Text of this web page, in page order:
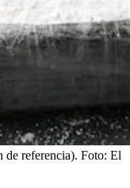
de referencia). Foto: El